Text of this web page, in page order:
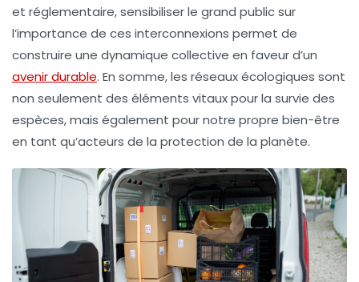
et réglementaire, sensibiliser le grand public sur
l’importance de ces interconnexions permet de
construire une dynamique collective en faveur d’un
avenir durable. En somme, les réseaux écologiques sont
non seulement des éléments vitaux pour la survie des
espèces, mais également pour notre propre bien-être
en tant qu’acteurs de la protection de la planète.